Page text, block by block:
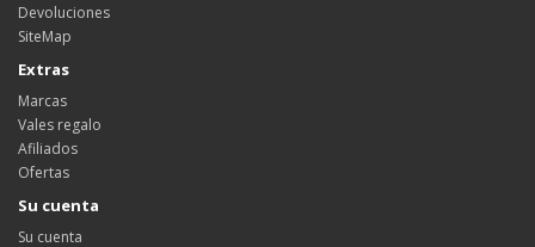
Devoluciones
SiteMap
Extras
Marcas
Vales regalo
Afiliados
Ofertas
Su cuenta
Su cuenta